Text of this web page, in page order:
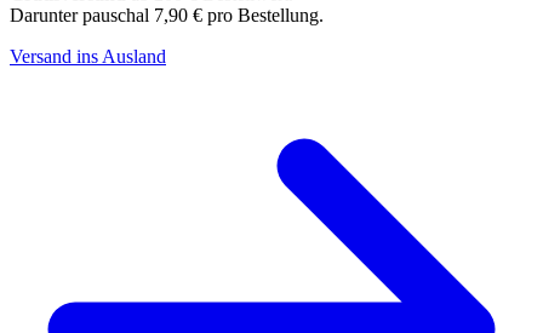
Darunter pauschal 7,90 € pro Bestellung.
Versand ins Ausland